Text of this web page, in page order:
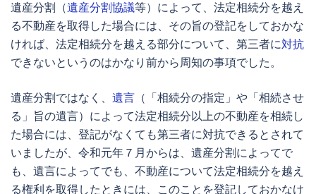
遺産分割（遺産分割協議等）によって、法定相続分を越え
る不動産を取得した場合には、その旨の登記をしておかな
ければ、法定相続分を越える部分について、第三者に対抗
できないというのはかなり前から周知の事項でした。
遺産分割ではなく、 遺言 （「相続分の指定」や「相続させ
る」旨の遺言）によって法定相続分以上の不動産を相続し
た場合には、登記がなくても第三者に対抗できるとされて
いましたが、令和元年７月からは、遺産分割によってで
も、遺言によってでも、不動産について法定相続分を越え
る権利を取得したときには、このことを登記しておかなけ